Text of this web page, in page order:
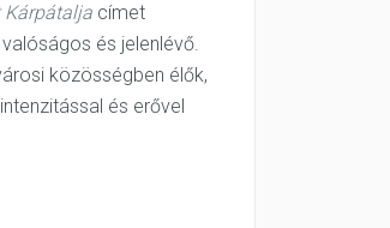
Kárpátalja címet
és jelenlévő.
közösségben élők,
és erővel